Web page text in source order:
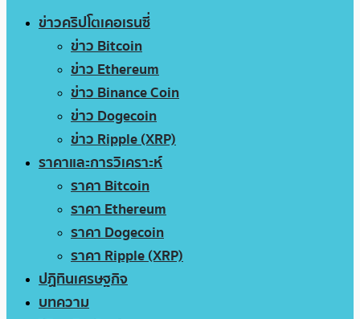
ข่าวคริปโตเคอเรนซี่
ข่าว Bitcoin
ข่าว Ethereum
ข่าว Binance Coin
ข่าว Dogecoin
ข่าว Ripple (XRP)
ราคาและการวิเคราะห์
ราคา Bitcoin
ราคา Ethereum
ราคา Dogecoin
ราคา Ripple (XRP)
ปฏิทินเศรษฐกิจ
บทความ